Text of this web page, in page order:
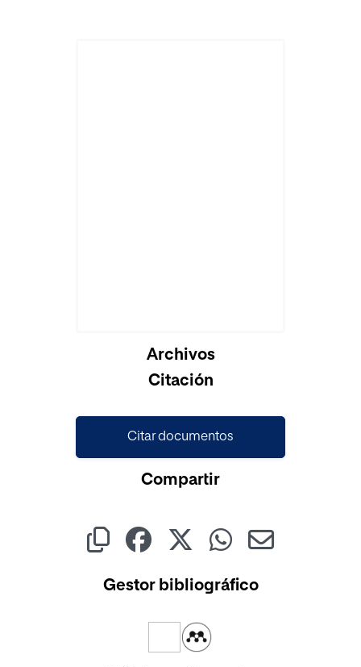
Archivos
Citación
Citar documentos
Compartir
Gestor bibliográfico